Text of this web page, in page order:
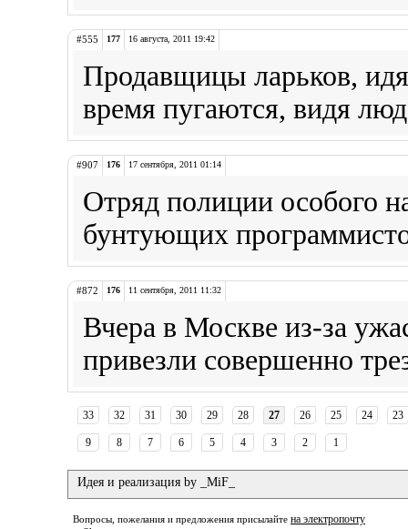
#555 177 16 августа, 2011 19:42
Продавщицы ларьков,
время пугаются, видя
#907 176 17 сентября, 2011 01:14
Отряд полиции особого
бунтующих
#872 176 11 сентября, 2011 11:32
Вчера в Москве из-за
привезли совершенно
33 32 31 30 29 28 27 26 25 24 23
9 8 7 6 5 4 3 2 1
Идея и реализация by _MiF_
Вопросы, пожелания и предложения присылайте на электропочту